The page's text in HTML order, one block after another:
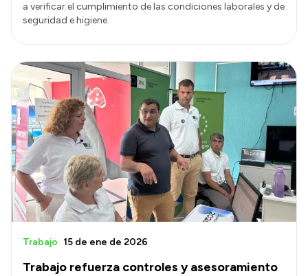
a verificar el cumplimiento de las condiciones laborales y de
seguridad e higiene.
Trabajo refuerza controles y asesoramiento
Trabajo 15 de ene de 2026